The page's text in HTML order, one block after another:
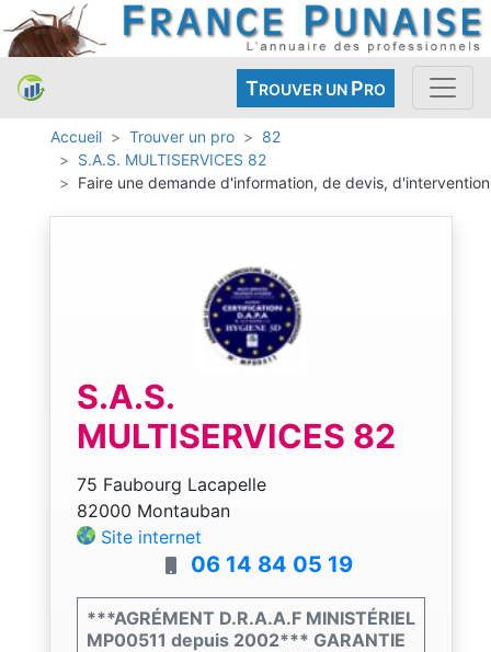
TROUVER UN PRO
Accueil Trouver un pro
82
S.A.S. MULTISERVICES 82
Faire une demande d'information, de devis, d'intervention
S.A.S.
MULTISERVICES 82
75 Faubourg Lacapelle
82000 Montauban
Site internet
06 14 84 05 19
***AGRÉMENT D.R.A.A.F MINISTÉRIEL
MP00511 depuis 2002*** GARANTIE